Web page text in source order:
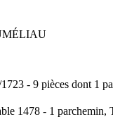
- 9 pièces dont 1
1478 - 1 parchemin,